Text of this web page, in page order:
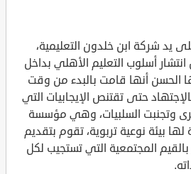
يد شركة ابن خلدون التعليمية،
أسلوب التعليم الأهلي بداخل
الحسن أنها قامت بالبدء من وقت
حتى تقتنص الإيجابيات التي
وتجنبت السلبيات، وهي مؤسسة
بيئة نوعية تربوية، تقوم بتقديم
بالقيم المجتمعية التي تستجيب لكل